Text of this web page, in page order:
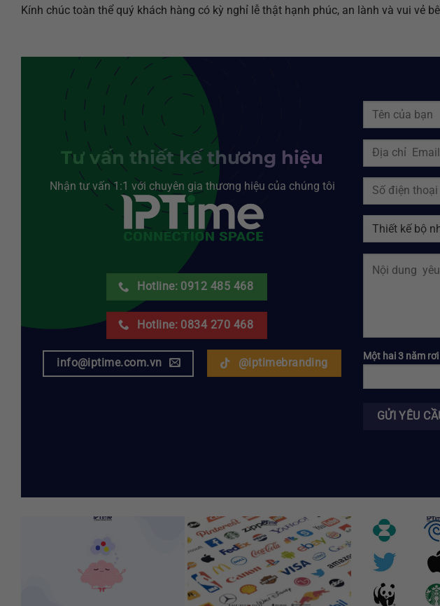
Kính chúc toàn thể quý khách hàng có kỳ nghỉ lễ thật hạnh phúc, an lành và vui vẻ
Tư vấn thiết kế thương hiệu
Nhận tư vấn 1:1 với chuyên gia thương hiệu của chúng tôi
Hotline: 0912 485 468
Hotline: 0834 270 468
info@iptime.com.vn @iptimebranding
Một hai 3 năm